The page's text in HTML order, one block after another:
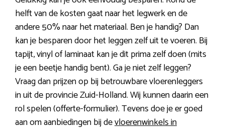
helft van de kosten gaat naar het legwerk en de
andere 50% naar het materiaal. Ben je handig? Dan
kan je besparen door het leggen zelf uit te voeren. Bij
tapijt, vinyl of laminaat kan je dit prima zelf doen (mits
je een beetje handig bent). Ga je niet zelf leggen?
Vraag dan prijzen op bij betrouwbare vloerenleggers
in uit de provincie Zuid-Holland. Wij kunnen daarin een
rol spelen (offerte-formulier). Tevens doe je er goed
aan om aanbiedingen bij devloerenwinkels in